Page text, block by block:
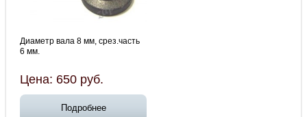
Диаметр вала 8 мм, срез.часть
6 мм.
Цена: 650 руб.
Подробнее